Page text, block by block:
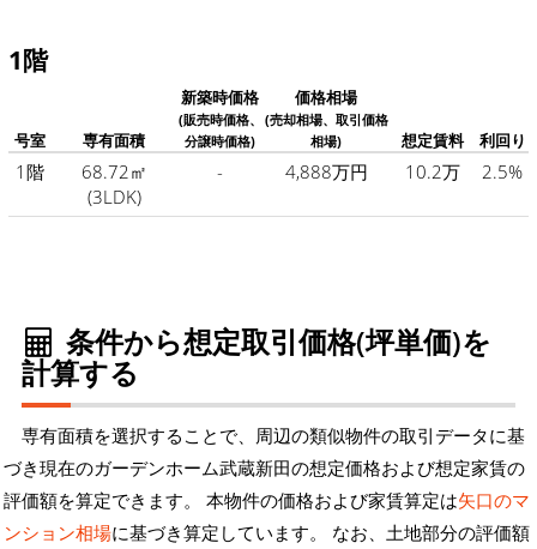
1階
号室 専有面積
新築時価格
(販売時価格、
分譲時価格)
価格相場
(売却相場、取引価格
相場)
想定賃料 利回り
1階
68.72㎡
(3LDK)
- 4,888万円 10.2万 2.5%
条件から想定取引価格(坪単価)を
計算する
専有面積を選択することで、周辺の類似物件の取引データに基
づき現在のガーデンホーム武蔵新田の想定価格および想定家賃の
評価額を算定できます。 本物件の価格および家賃算定は矢口のマ
ンション相場に基づき算定しています。 なお、土地部分の評価額